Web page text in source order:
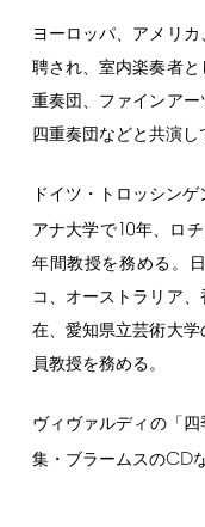
ヨーロッパ、アメリ
聘され、室内楽奏者
重奏団、ファインア
四重奏団などと共演し
ドイツ・トロッシン
アナ大学で10年、ロ
年間教授を務める。
コ、オーストラリア
在、愛知県立芸術大
員教授を務める。
ヴィヴァルディの「
集・ブラームスのCD